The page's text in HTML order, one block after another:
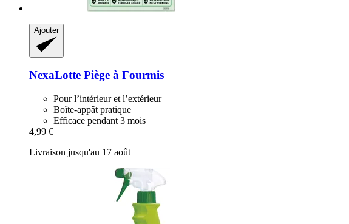
Ajouter
NexaLotte Piège à Fourmis
Pour l’intérieur et l’extérieur
Boîte-appât pratique
Efficace pendant 3 mois
4,99 €
Livraison jusqu'au 17 août